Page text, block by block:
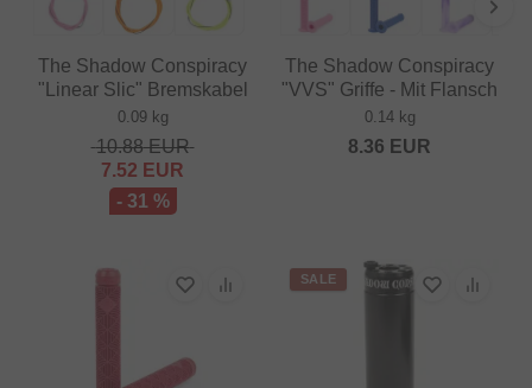
The Shadow Conspiracy
"Linear Slic" Bremskabel
0.09 kg
10.88EUR
7.52 EUR
- 31 %
The Shadow Conspiracy
"VVS" Griffe - Mit Flansch
0.14 kg
8.36 EUR
SALE